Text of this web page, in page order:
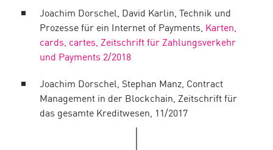
Joachim Dorschel, David Karlin, Technik und
Prozesse für ein Internet of Payments, Karten,
cards, cartes, Zeitschrift für Zahlungsverkehr
und Payments 2/2018
Joachim Dorschel, Stephan Manz, Contract
Management in der Blockchain, Zeitschrift für
das gesamte Kreditwesen, 11/2017